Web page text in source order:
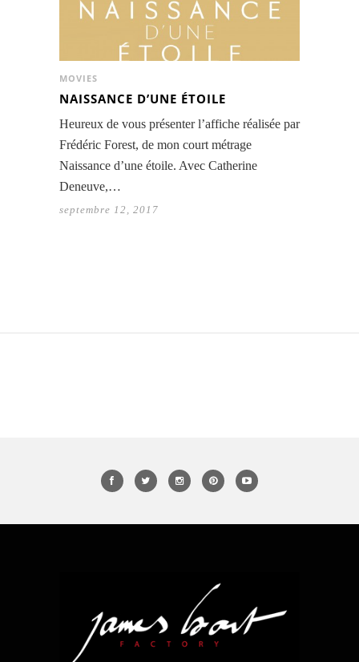
MOVIES
NAISSANCE D’UNE ÉTOILE
Heureux de vous présenter l’affiche réalisée par
Frédéric Forest, de mon court métrage
Naissance d’une étoile. Avec Catherine
Deneuve,…
septembre 12, 2017